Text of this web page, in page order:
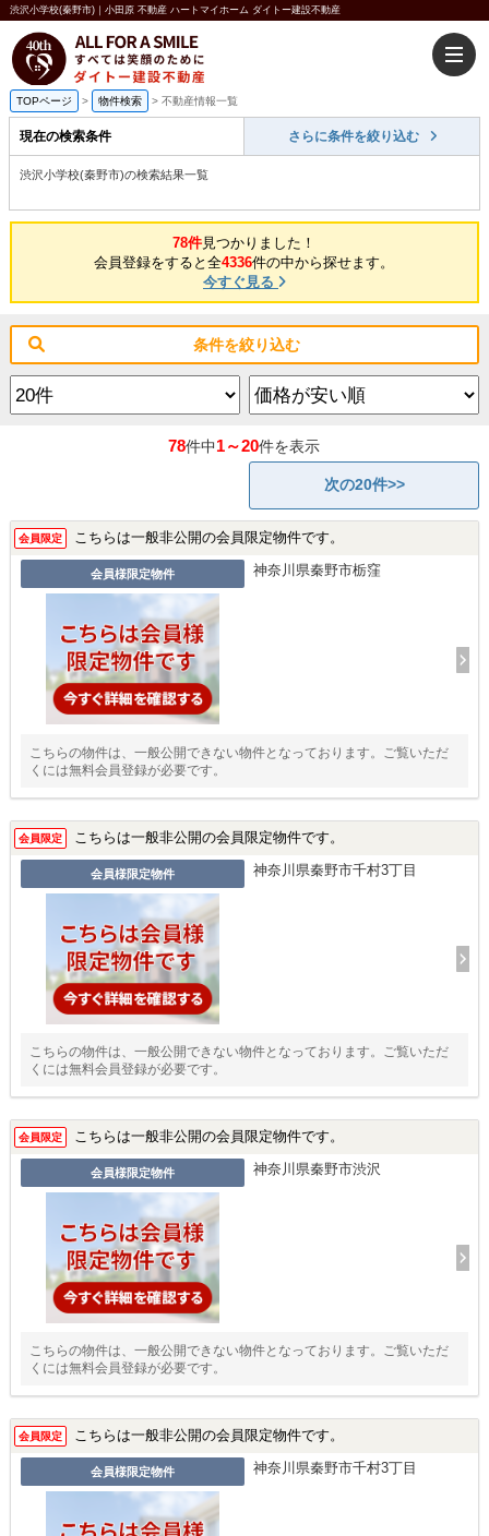
渋沢小学校(秦野市)｜小田原 不動産 ハートマイホーム ダイトー建設不動産
TOPページ > 物件検索 > 不動産情報一覧
現在の検索条件 さらに条件を絞り込む
渋沢小学校(秦野市)の検索結果一覧
78件見つかりました！
会員登録をすると全4336件の中から探せます。
今すぐ見る
条件を絞り込む
78件中1～20件を表示
次の20件>>
会員限定 こちらは一般非公開の会員限定物件です。
会員様限定物件 神奈川県秦野市栃窪
こちらの物件は、一般公開できない物件となっております。ご覧いただ
くには無料会員登録が必要です。
会員限定 こちらは一般非公開の会員限定物件です。
会員様限定物件 神奈川県秦野市千村3丁目
こちらの物件は、一般公開できない物件となっております。ご覧いただ
くには無料会員登録が必要です。
会員限定 こちらは一般非公開の会員限定物件です。
会員様限定物件 神奈川県秦野市渋沢
こちらの物件は、一般公開できない物件となっております。ご覧いただ
くには無料会員登録が必要です。
会員限定 こちらは一般非公開の会員限定物件です。
会員様限定物件 神奈川県秦野市千村3丁目